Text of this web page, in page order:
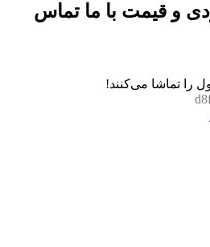
و قیمت با ما تماس
را تماشا می‌کنند!